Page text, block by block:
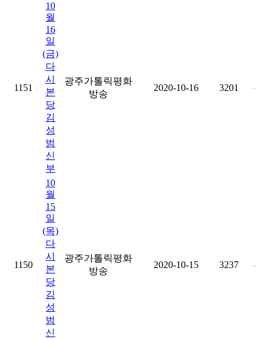
1151
10
월
16
일
(금)
다
시
본
당
김
성
범
신
부
광주가톨릭평화
방송
2020-10-16 3201 -
1150
10
월
15
일
(목)
다
시
본
당
김
성
범
신
광주가톨릭평화
방송
2020-10-15 3237 -